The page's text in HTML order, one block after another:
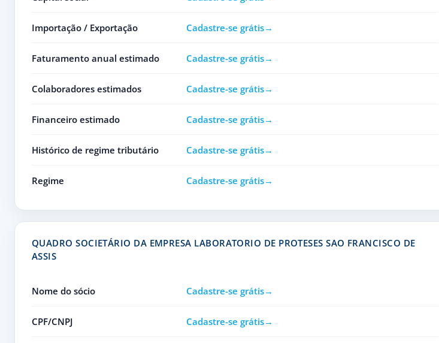
Importação / Exportação Cadastre-se grátis
Faturamento anual estimado Cadastre-se grátis
Colaboradores estimados Cadastre-se grátis
Financeiro estimado Cadastre-se grátis
Histórico de regime tributário Cadastre-se grátis
Regime Cadastre-se grátis
QUADRO SOCIETÁRIO DA EMPRESA LABORATORIO DE PROTESES SAO FRANCISCO DE
ASSIS
Nome do sócio Cadastre-se grátis
CPF/CNPJ Cadastre-se grátis